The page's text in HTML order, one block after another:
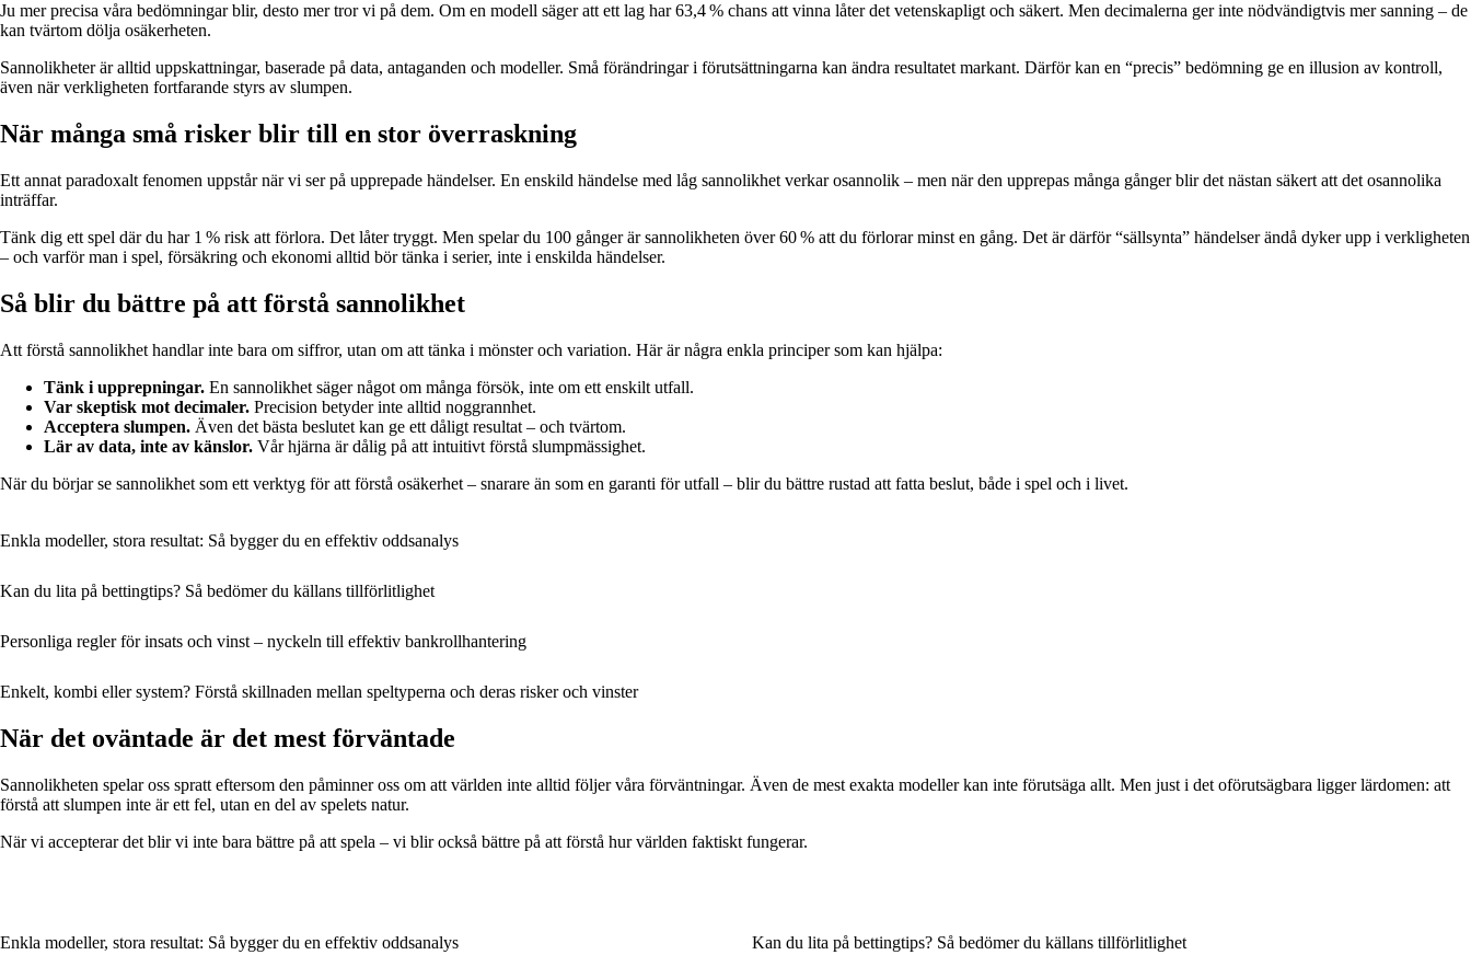
Ju mer precisa våra bedömningar blir, desto mer tror vi på dem. Om en modell säger att ett lag har 63,4 % chans att vinna låter det vetenskapligt och säkert. Men decimalerna ger inte nödvändigtvis mer sanning – de
kan tvärtom dölja osäkerheten.
Sannolikheter är alltid uppskattningar, baserade på data, antaganden och modeller. Små förändringar i förutsättningarna kan ändra resultatet markant. Därför kan en “precis” bedömning ge en illusion av kontroll,
även när verkligheten fortfarande styrs av slumpen.
När många små risker blir till en stor överraskning
Ett annat paradoxalt fenomen uppstår när vi ser på upprepade händelser. En enskild händelse med låg sannolikhet verkar osannolik – men när den upprepas många gånger blir det nästan säkert att det osannolika
inträffar.
Tänk dig ett spel där du har 1 % risk att förlora. Det låter tryggt. Men spelar du 100 gånger är sannolikheten över 60 % att du förlorar minst en gång. Det är därför “sällsynta” händelser ändå dyker upp i verkligheten
– och varför man i spel, försäkring och ekonomi alltid bör tänka i serier, inte i enskilda händelser.
Så blir du bättre på att förstå sannolikhet
Att förstå sannolikhet handlar inte bara om siffror, utan om att tänka i mönster och variation. Här är några enkla principer som kan hjälpa:
Tänk i upprepningar. En sannolikhet säger något om många försök, inte om ett enskilt utfall.
Var skeptisk mot decimaler. Precision betyder inte alltid noggrannhet.
Acceptera slumpen. Även det bästa beslutet kan ge ett dåligt resultat – och tvärtom.
Lär av data, inte av känslor. Vår hjärna är dålig på att intuitivt förstå slumpmässighet.
När du börjar se sannolikhet som ett verktyg för att förstå osäkerhet – snarare än som en garanti för utfall – blir du bättre rustad att fatta beslut, både i spel och i livet.
Enkla modeller, stora resultat: Så bygger du en effektiv oddsanalys
Kan du lita på bettingtips? Så bedömer du källans tillförlitlighet
Personliga regler för insats och vinst – nyckeln till effektiv bankrollhantering
Enkelt, kombi eller system? Förstå skillnaden mellan speltyperna och deras risker och vinster
När det oväntade är det mest förväntade
Sannolikheten spelar oss spratt eftersom den påminner oss om att världen inte alltid följer våra förväntningar. Även de mest exakta modeller kan inte förutsäga allt. Men just i det oförutsägbara ligger lärdomen: att
förstå att slumpen inte är ett fel, utan en del av spelets natur.
När vi accepterar det blir vi inte bara bättre på att spela – vi blir också bättre på att förstå hur världen faktiskt fungerar.
Enkla modeller, stora resultat: Så bygger du en effektiv oddsanalys Kan du lita på bettingtips? Så bedömer du källans tillförlitlighet